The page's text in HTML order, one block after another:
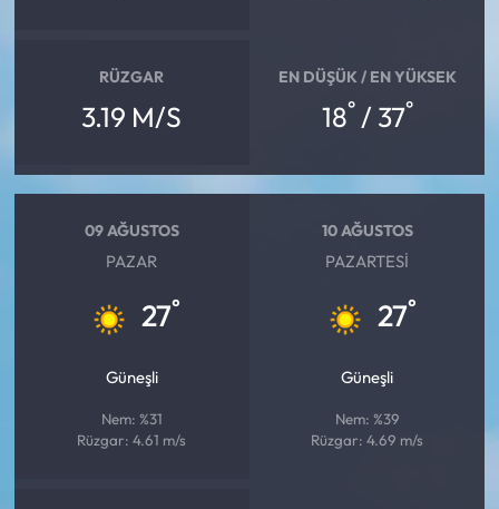
RÜZGAR
3.19 M/S
EN DÜŞÜK / EN YÜKSEK
18°/ 37°
09 AĞUSTOS
PAZAR
27°
Güneşli
Nem: %31
Rüzgar: 4.61 m/s
10 AĞUSTOS
PAZARTESI
27°
Güneşli
Nem: %39
Rüzgar: 4.69 m/s